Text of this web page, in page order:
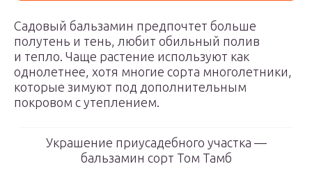
Садовый бальзамин предпочтет больше
полутень и тень, любит обильный полив
и тепло. Чаще растение используют как
однолетнее, хотя многие сорта многолетники,
которые зимуют под дополнительным
покровом с утеплением.
Украшение приусадебного участка —
бальзамин сорт Том Тамб